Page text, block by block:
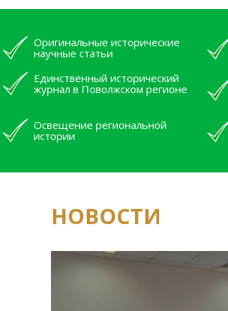
Оригинальные исторические
научные статьи
Единственный исторический
журнал в Поволжском регионе
Освещение региональной
истории
НОВОСТИ
Юным исследователям